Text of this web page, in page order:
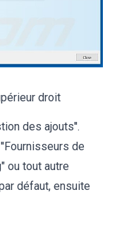
droit
des ajouts''.
de
ou tout autre
défaut, ensuite